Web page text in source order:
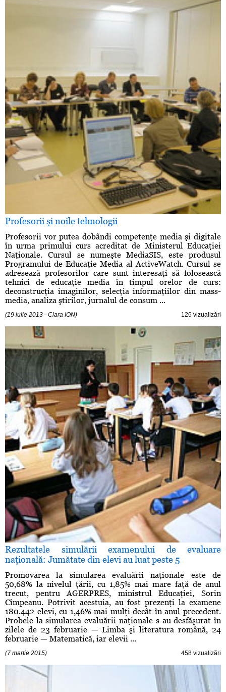
Profesorii şi noile tehnologii
Profesorii vor putea dobândi competenţe media şi digitale
în urma primului curs acreditat de Ministerul Educaţiei
Naţionale. Cursul se numeşte MediaSIS, este produsul
Programului de Educaţie Media al ActiveWatch. Cursul se
adresează profesorilor care sunt interesaţi să folosească
tehnici de educaţie media în timpul orelor de curs:
deconstrucţia imaginilor, selecţia informaţiilor din mass-
media, analiza ştirilor, jurnalul de consum ...
(19 iulie 2013 - Clara ION) 126 vizualizări
Rezultatele simulării examenului de evaluare
naţională: Jumătate din elevi au luat peste 5
Promovarea la simularea evaluării naţionale este de
50,68% la nivelul ţării, cu 1,85% mai mare faţă de anul
trecut, pentru AGERPRES, ministrul Educaţiei, Sorin
Cîmpeanu. Potrivit acestuia, au fost prezenţi la examene
180.442 elevi, cu 1,46% mai mulţi decât în anul precedent.
Probele la simularea evaluării naţionale s-au desfăşurat în
zilele de 23 februarie — Limba şi literatura română, 24
februarie — Matematică, iar elevii ...
(7 martie 2015) 458 vizualizări